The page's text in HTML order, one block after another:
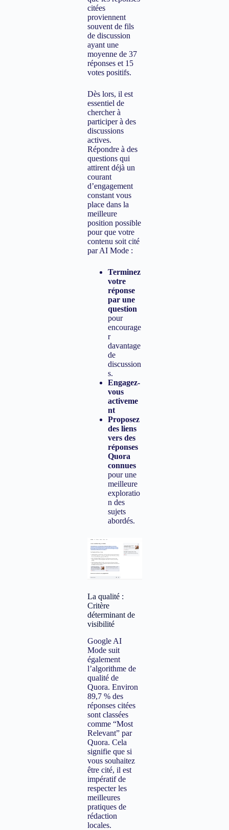
citées
proviennent
souvent de fils
de discussion
ayant une
moyenne de 37
réponses et 15
votes positifs.
Dès lors, il est
essentiel de
chercher à
participer à des
discussions
actives.
Répondre à des
questions qui
attirent déjà un
courant
d’engagement
constant vous
place dans la
meilleure
position possible
pour que votre
contenu soit cité
par AI Mode :
Terminez
votre
réponse
par une
question
pour
encourage
r
davantage
de
discussion
s.
Engagez-
vous
activeme
nt
Proposez
des liens
vers des
réponses
Quora
connues
pour une
meilleure
exploratio
n des
sujets
abordés.
La qualité :
Critère
déterminant de
visibilité
Google AI
Mode suit
également
l’algorithme de
qualité de
Quora. Environ
89,7 % des
réponses citées
sont classées
comme “Most
Relevant” par
Quora. Cela
signifie que si
vous souhaitez
être cité, il est
impératif de
respecter les
meilleures
pratiques de
rédaction
locales.